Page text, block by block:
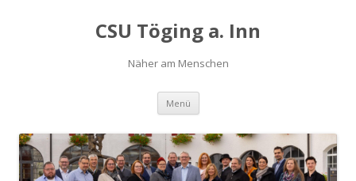
CSU Töging a. Inn
Näher am Menschen
Menü Springe
Inhalt